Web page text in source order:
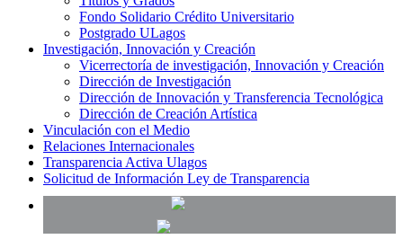
Fondo Solidario Crédito Universitario
Postgrado ULagos
Investigación, Innovación y Creación
Vicerrectoría de investigación, Innovación y Creación
Dirección de Investigación
Dirección de Innovación y Transferencia Tecnológica
Dirección de Creación Artística
Vinculación con el Medio
Relaciones Internacionales
Transparencia Activa Ulagos
Solicitud de Información Ley de Transparencia